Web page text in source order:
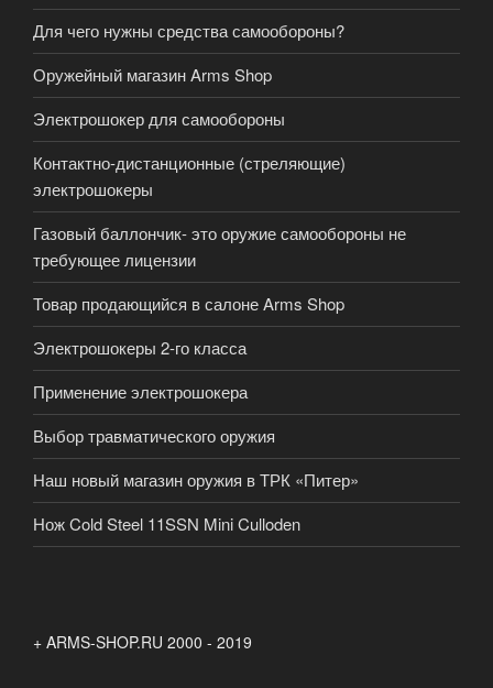
Для чего нужны средства самообороны?
Оружейный магазин Arms Shop
Электрошокер для самообороны
Контактно-дистанционные (стреляющие)
электрошокеры
Газовый баллончик- это оружие самообороны не
требующее лицензии
Товар продающийся в салоне Arms Shop
Электрошокеры 2-го класса
Применение электрошокера
Выбор травматического оружия
Наш новый магазин оружия в ТРК «Питер»
Нож Cold Steel 11SSN Mini Culloden
+ ARMS-SHOP.RU 2000 - 2019